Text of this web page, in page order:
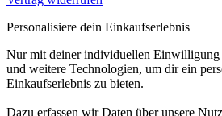
Personalisiere dein Einkaufserlebnis
Nur mit deiner individuellen
und weitere Technologien, um dir ein
Einkaufserlebnis zu bieten.
Dazu erfassen wir Daten über unsere